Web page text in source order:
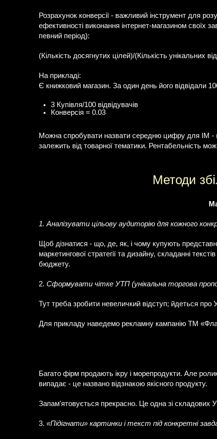
Розрахунок конверсії - важливий інструмент для
ефективності виконання інтернет-магазином
певний період):
(Кількість досягнутих цілей)/(Кількість унікальних
На прикладі:
Є книжковий магазин. За один день його відвідали
3 Купівля/100 відвідувачів
Конверсія = 0.03
Можна спробувати назвати середню цифру для ІМ -
залежить від товарної тематики. Рентабельність
Методи
1. Аналізувати цільову аудиторію для кожного
Щоб дізнатися - що, де, як, і чому купують
маркетингової стратегії та дизайну, складанні
бюджету.
2. Сформувати чітке УТП (унікальна торгова
Тут треба зробити невеличкий відступ; йдеться
Для прикладу наведемо рекламну кампанію ТМ
Багато фірм продають ікру і морепродукти. Але
випадає - це названо відзнакою якісного продукту.
Запам'ятовується прекрасно. Це одна зі складових
3. «Підігнати» картинки і текст під конкретні